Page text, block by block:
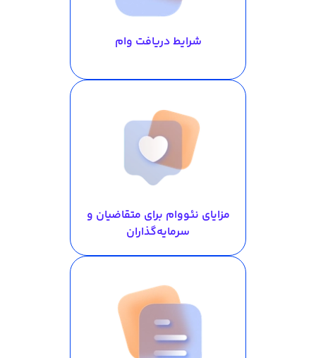
شرایط دریافت وام
مزایای نئووام برای متقاضیان و
سرمایه‌گذاران